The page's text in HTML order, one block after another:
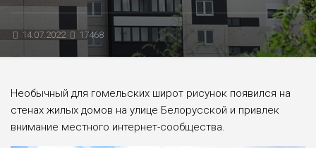
14.07.2022 17468
Необычный для гомельских широт рисунок появился на
стенах жилых домов на улице Белорусской и привлек
внимание местного интернет-сообщества.